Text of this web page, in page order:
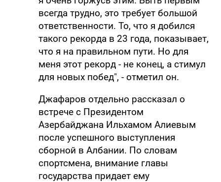
всегда трудно, это требует большой
ответственности. То, что я добился
такого рекорда в 23 года, показывает,
что я на правильном пути. Но для
меня этот рекорд - не конец, а стимул
для новых побед", - отметил он.
Джафаров отдельно рассказал о
встрече с Президентом
Азербайджана Ильхамом Алиевым
после успешного выступления
сборной в Албании. По словам
спортсмена, внимание главы
государства придает ему